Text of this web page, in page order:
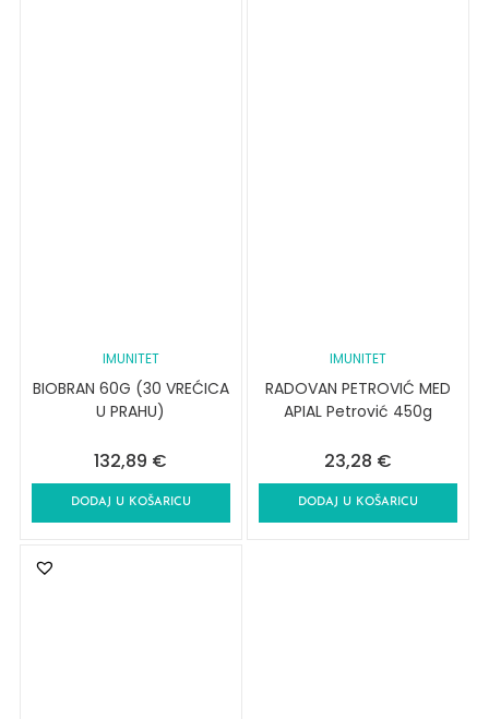
IMUNITET
BIOBRAN 60G (30 VREĆICA
U PRAHU)
132,89 €
DODAJ U KOŠARICU
IMUNITET
RADOVAN PETROVIĆ MED
APIAL Petrović 450g
23,28 €
DODAJ U KOŠARICU